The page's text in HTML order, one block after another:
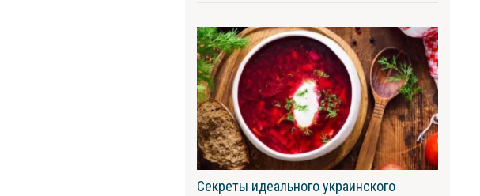
Секреты идеального украинского